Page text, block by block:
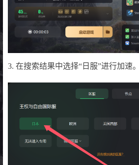
3. 在搜索结果中选择“日服”进行加速。